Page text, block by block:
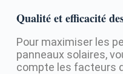
Qualité et efficacité
Pour maximiser les
panneaux solaires,
compte les facteurs